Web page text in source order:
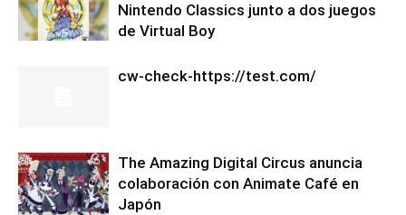
Nintendo Classics junto a dos juegos
de Virtual Boy
cw-check-https://test.com/
The Amazing Digital Circus anuncia
colaboración con Animate Café en
Japón